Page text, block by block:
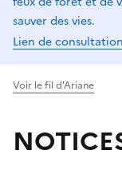
sauver des vies.
Lien de consultation
Voir le fil d'Ariane